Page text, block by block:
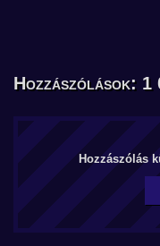
Hozzászólások: 1
Hozzászólás